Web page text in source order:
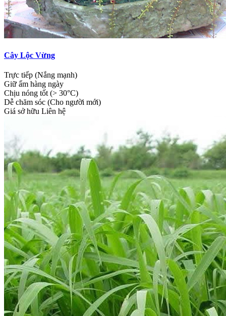
Cây Lộc Vừng
Trực tiếp (Nắng mạnh)
Giữ ẩm hàng ngày
Chịu nóng tốt (> 30°C)
Dễ chăm sóc (Cho người mới)
Giá sở hữu Liên hệ